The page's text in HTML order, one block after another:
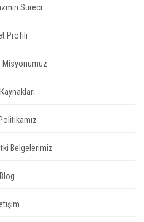
Süreci
Profili
Misyonumuz
Belgelerimiz
Blog